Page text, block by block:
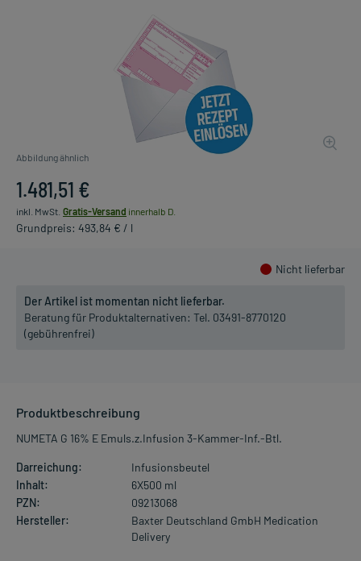
Abbildung ähnlich
1.481,51 €
inkl. MwSt. Gratis-Versand innerhalb D.
Grundpreis: 493,84 € / l
Nicht lieferbar
Der Artikel ist momentan nicht lieferbar.
Beratung für Produktalternativen: Tel. 03491-8770120
(gebührenfrei)
Produktbeschreibung
NUMETA G 16% E Emuls.z.Infusion 3-Kammer-Inf.-Btl.
Darreichung:
Infusionsbeutel
Inhalt:
6X500 ml
PZN:
09213068
Hersteller:
Baxter Deutschland GmbH Medication
Delivery